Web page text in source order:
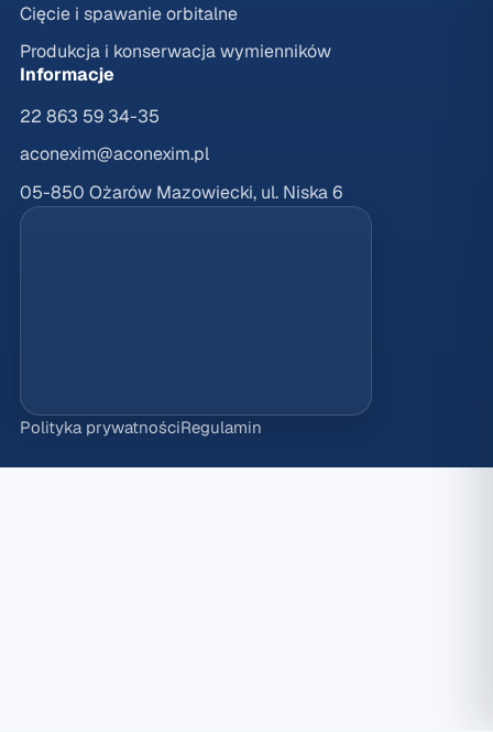
Cięcie i spawanie orbitalne
Produkcja i konserwacja wymienników
Informacje
22 863 59 34-35
aconexim@aconexim.pl
05-850 Ożarów Mazowiecki, ul. Niska 6
Polityka prywatnościRegulamin